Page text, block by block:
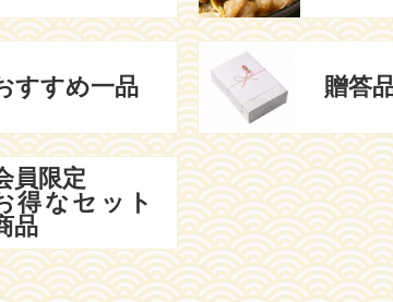
すすめ一品 贈答
員限定
得なセット
品